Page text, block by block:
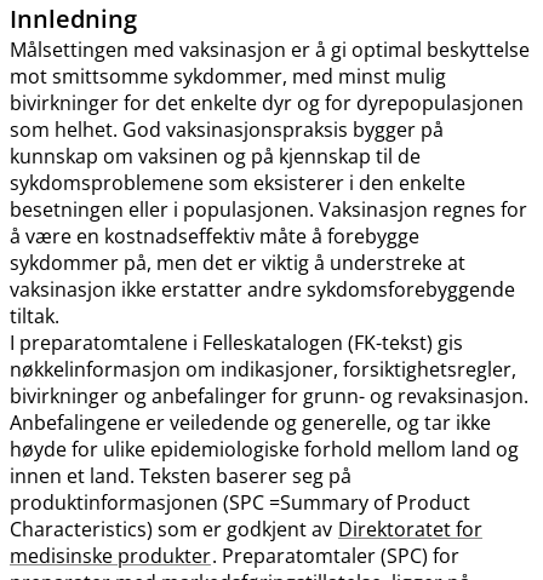
Innledning
Målsettingen med vaksinasjon er å gi optimal beskyttelse
mot smittsomme sykdommer, med minst mulig
bivirkninger for det enkelte dyr og for dyrepopulasjonen
som helhet. God vaksinasjonspraksis bygger på
kunnskap om vaksinen og på kjennskap til de
sykdomsproblemene som eksisterer i den enkelte
besetningen eller i populasjonen. Vaksinasjon regnes for
å være en kostnadseffektiv måte å forebygge
sykdommer på, men det er viktig å understreke at
vaksinasjon ikke erstatter andre sykdomsforebyggende
tiltak.
I preparatomtalene i Felleskatalogen (FK-tekst) gis
nøkkelinformasjon om indikasjoner, forsiktighetsregler,
bivirkninger og anbefalinger for grunn- og revaksinasjon.
Anbefalingene er veiledende og generelle, og tar ikke
høyde for ulike epidemiologiske forhold mellom land og
innen et land. Teksten baserer seg på
produktinformasjonen (SPC =Summary of Product
Characteristics) som er godkjent av Direktoratet for
medisinske produkter. Preparatomtaler (SPC) for